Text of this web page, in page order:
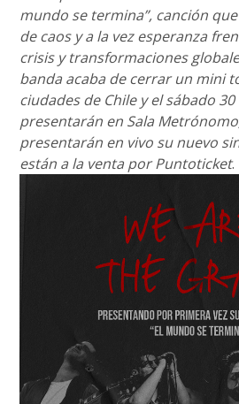
mundo se termina”, canción
de caos y a la vez esperanza
crisis y transformaciones
banda acaba de cerrar un mini
ciudades de Chile y el sábado
presentarán en Sala
presentarán en vivo su nuevo
están a la venta por Puntoticket.